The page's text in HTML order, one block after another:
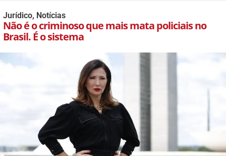
Jurídico, Notícias
Não é o criminoso que mais mata policiais no
Brasil. É o sistema